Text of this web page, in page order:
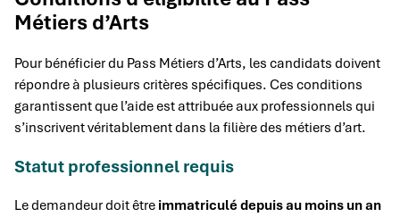
Métiers d’Arts
Pour bénéficier du Pass Métiers d’Arts, les candidats doivent
répondre à plusieurs critères spécifiques. Ces conditions
garantissent que l’aide est attribuée aux professionnels qui
s’inscrivent véritablement dans la filière des métiers d’art.
Statut professionnel requis
Le demandeur doit être immatriculé depuis au moins un an